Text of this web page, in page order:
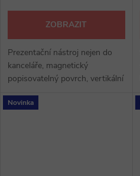
ZOBRAZIT
Prezentační nástroj nejen do
kanceláře, magnetický
popisovatelný povrch, vertikální
s odkládacím držákem
Novinka